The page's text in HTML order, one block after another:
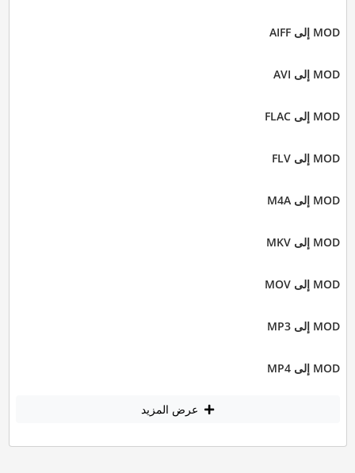
MOD إلى AIFF
MOD إلى AVI
MOD إلى FLAC
MOD إلى FLV
MOD إلى M4A
MOD إلى MKV
MOD إلى MOV
MOD إلى MP3
MOD إلى MP4
عرض المزيد